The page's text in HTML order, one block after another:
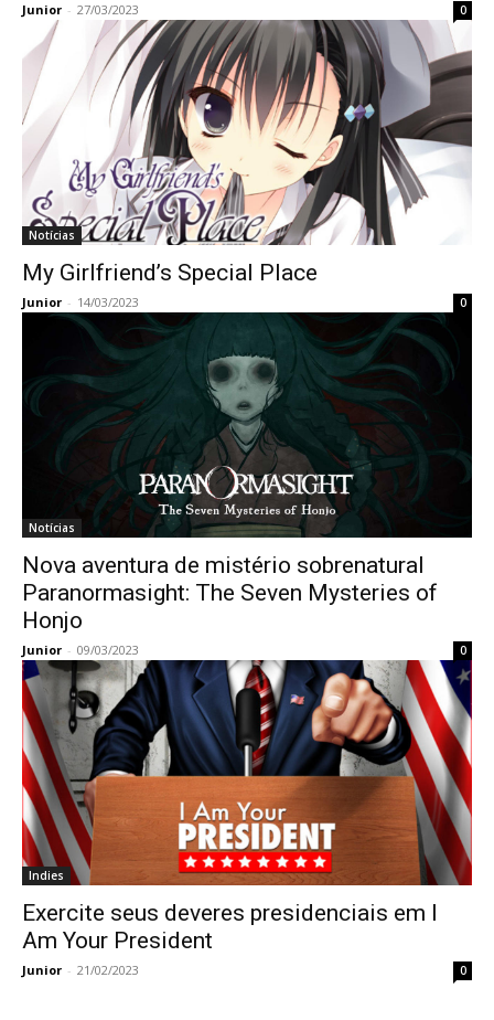
Junior - 27/03/2023 0
Notícias
My Girlfriend’s Special Place
Junior - 14/03/2023 0
Notícias
Nova aventura de mistério sobrenatural
Paranormasight: The Seven Mysteries of
Honjo
Junior - 09/03/2023 0
Indies
Exercite seus deveres presidenciais em I
Am Your President
Junior - 21/02/2023 0